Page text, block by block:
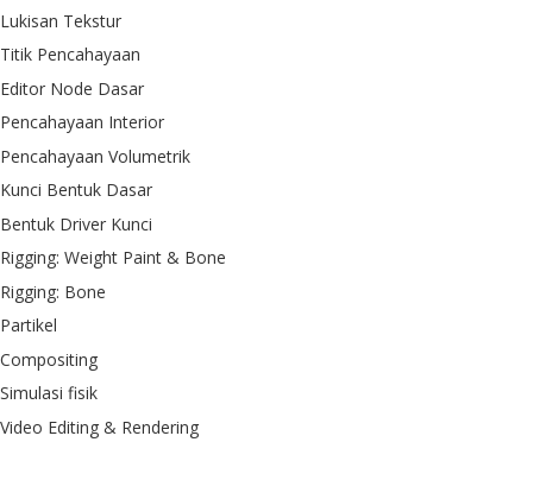
Lukisan Tekstur
Titik Pencahayaan
Editor Node Dasar
Pencahayaan Interior
Pencahayaan Volumetrik
Kunci Bentuk Dasar
Bentuk Driver Kunci
Rigging: Weight Paint & Bone
Rigging: Bone
Partikel
Compositing
Simulasi fisik
Video Editing & Rendering